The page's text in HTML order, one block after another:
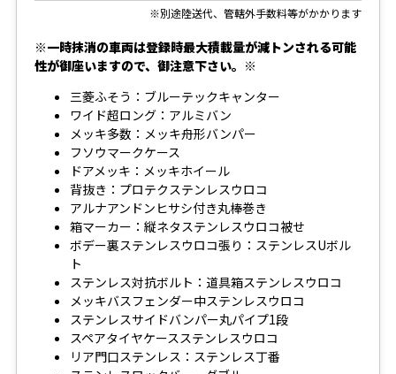
※別途陸送代、管轄外手数料等がかかります
※一時抹消の車両は登録時最大積載量が減トンされる可能
性が御座いますので、御注意下さい。※
三菱ふそう：ブルーテックキャンター
ワイド超ロング：アルミバン
メッキ多数：メッキ舟形バンパー
フソウマークケース
ドアメッキ：メッキホイール
背抜き：プロテクステンレスウロコ
アルナアンドンヒサシ付き丸棒巻き
箱マーカー：縦ネタステンレスウロコ被せ
ボデー裏ステンレスウロコ張り：ステンレスUボル
ト
ステンレス対抗ボルト：道具箱ステンレスウロコ
メッキバスフェンダー中ステンレスウロコ
ステンレスサイドバンパー丸パイプ1段
スペアタイヤケースステンレスウロコ
リア門口ステンレス：ステンレス丁番